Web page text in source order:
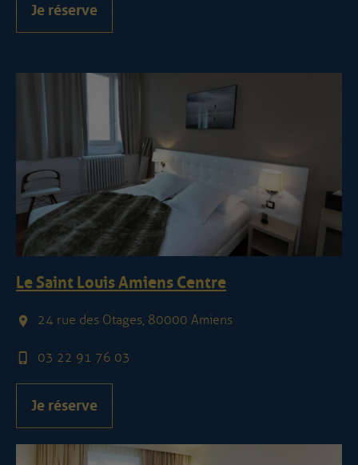
Je réserve
Le Saint Louis Amiens Centre
24 rue des Otages, 80000 Amiens
03 22 91 76 03
Je réserve